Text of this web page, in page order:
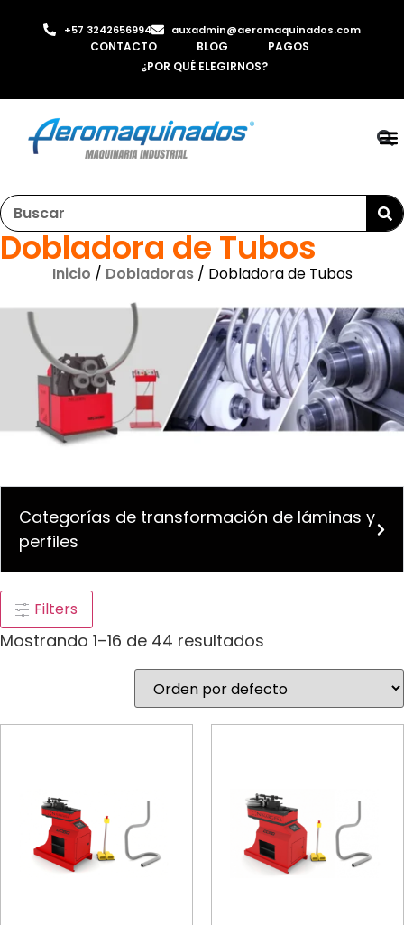
+57 3242656994 auxadmin@aeromaquinados.com
CONTACTO BLOG
PAGOS
¿POR QUÉ ELEGIRNOS?
Dobladora de Tubos
Inicio / Dobladoras/ Dobladora de Tubos
Categorías de transformación de láminas y
perfiles
Filters
Mostrando 1–16 de 44 resultados